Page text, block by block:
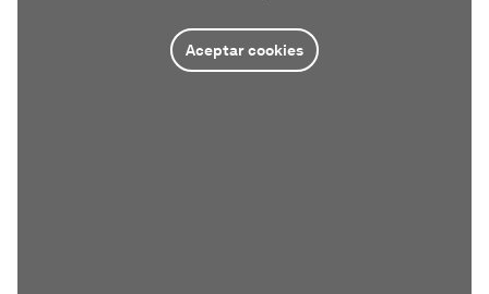
Aceptar cookies